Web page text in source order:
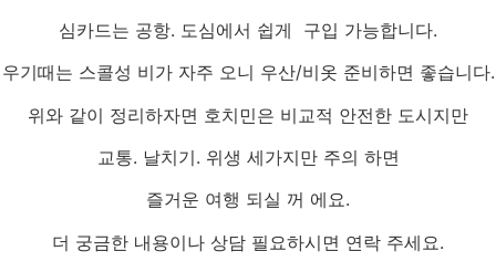
심카드는 공항. 도심에서 쉽게 구입 가능합니다.
우기때는 스콜성 비가 자주 오니 우산/비옷 준비하면 좋습니다.
위와 같이 정리하자면 호치민은 비교적 안전한 도시지만
교통. 날치기. 위생 세가지만 주의 하면
즐거운 여행 되실 꺼 에요.
더 궁금한 내용이나 상담 필요하시면 연락 주세요.